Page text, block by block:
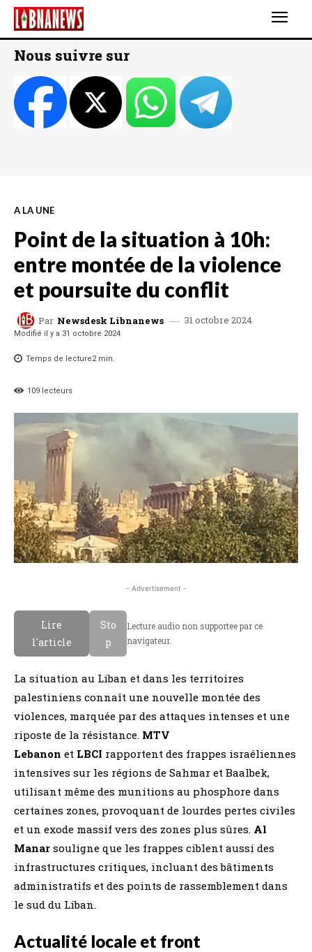
Nous suivre sur
A LA UNE
Point de la situation à 10h:
entre montée de la violence
et poursuite du conflit
Par Newsdesk Libnanews 31 octobre 2024
Modifié il y a 31 octobre 2024
Temps de lecture2min.
109 lecteurs
- Advertisement -
Lire
l'article
Sto
p
Lecture audio non supportee par ce
navigateur.
La situation au Liban et dans les territoires
palestiniens connaît une nouvelle montée des
violences, marquée par des attaques intenses et une
riposte de la résistance. MTV
Lebanon et LBCI rapportent des frappes israéliennes
intensives sur les régions de Sahmar et Baalbek,
utilisant même des munitions au phosphore dans
certaines zones, provoquant de lourdes pertes civiles
et un exode massif vers des zones plus sûres. Al
Manar souligne que les frappes ciblent aussi des
infrastructures critiques, incluant des bâtiments
administratifs et des points de rassemblement dans
le sud du Liban.
Actualité locale et front